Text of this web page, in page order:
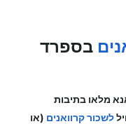
בספרד
מלאו בתיבות
לשכור קרוואנים (או